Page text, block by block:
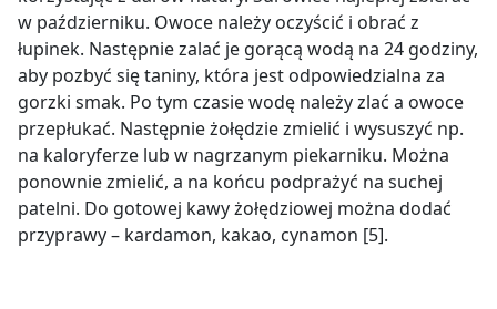
w październiku. Owoce należy oczyścić i obrać z
łupinek. Następnie zalać je gorącą wodą na 24 godziny,
aby pozbyć się taniny, która jest odpowiedzialna za
gorzki smak. Po tym czasie wodę należy zlać a owoce
przepłukać. Następnie żołędzie zmielić i wysuszyć np.
na kaloryferze lub w nagrzanym piekarniku. Można
ponownie zmielić, a na końcu podprażyć na suchej
patelni. Do gotowej kawy żołędziowej można dodać
przyprawy – kardamon, kakao, cynamon [5].